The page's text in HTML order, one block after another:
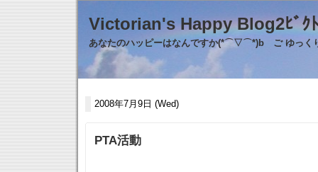
Victorian's Happy
あなたのハッピーはなんですか(*⌒▽⌒*)b ご ゆっく
2008年7月9日 (Wed)
PTA活動